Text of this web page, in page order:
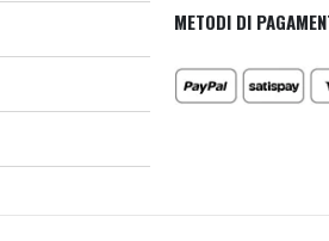
METODI DI